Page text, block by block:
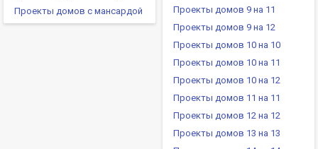
Проекты домов с мансардой
Проекты домов 9 на 11
Проекты домов 9 на 12
Проекты домов 10 на 10
Проекты домов 10 на 11
Проекты домов 10 на 12
Проекты домов 11 на 11
Проекты домов 12 на 12
Проекты домов 13 на 13